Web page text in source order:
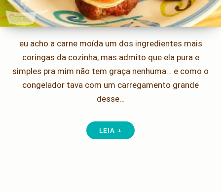
eu acho a carne moída um dos ingredientes mais
coringas da cozinha, mas admito que ela pura e
simples pra mim não tem graça nenhuma… e como o
congelador tava com um carregamento grande
desse…
LEIA +